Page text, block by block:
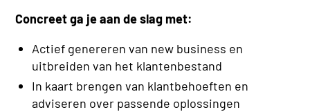
Concreet ga je aan de slag met:
Actief genereren van new business en
uitbreiden van het klantenbestand
In kaart brengen van klantbehoeften en
adviseren over passende oplossingen